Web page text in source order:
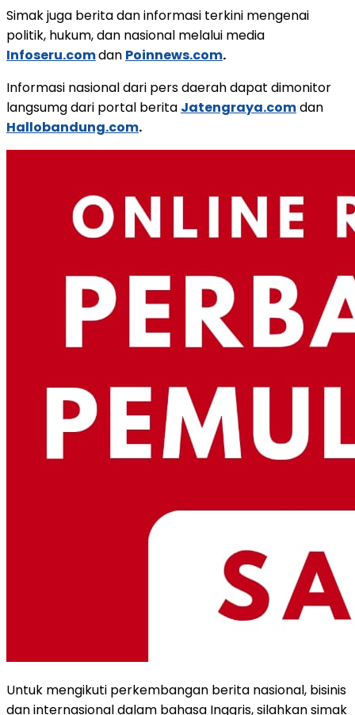
Simak juga berita dan informasi terkini mengenai
politik, hukum, dan nasional melalui media
Infoseru.comdan Poinnews.com.
Informasi nasional dari pers daerah dapat dimonitor
langsumg dari portal berita Jatengraya.comdan
Hallobandung.com.
Untuk mengikuti perkembangan berita nasional, bisinis
dan internasional dalam bahasa Inggris, silahkan simak